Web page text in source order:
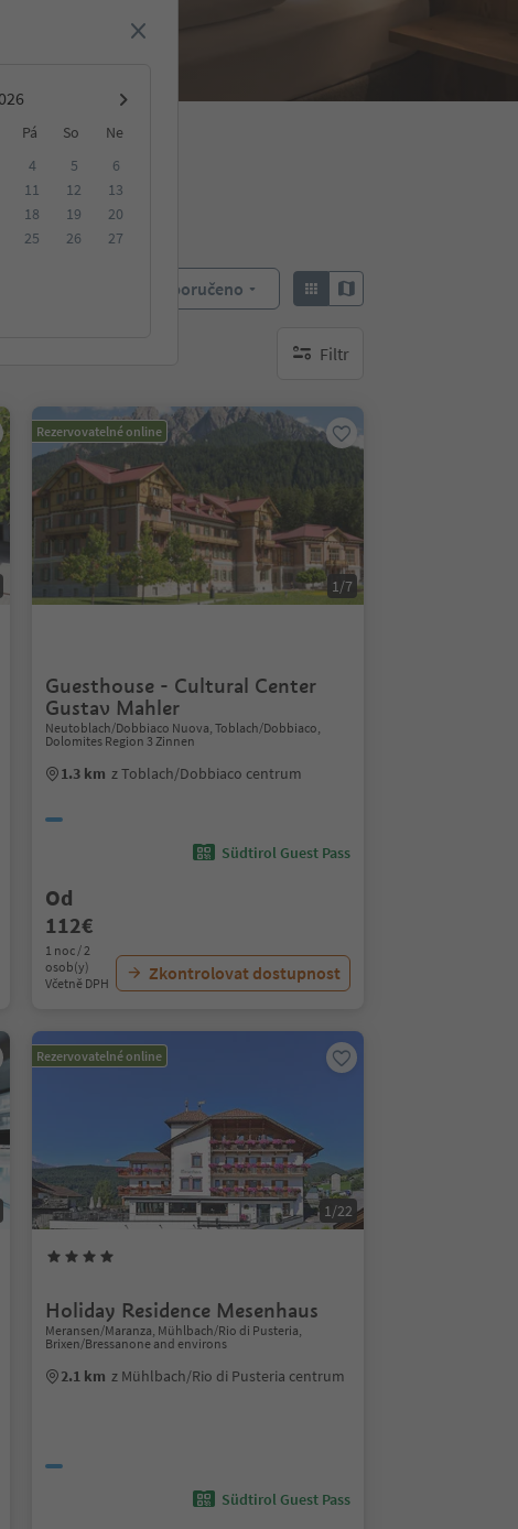
Pá So
Ne
4 5
6
11 12
13
18 19
20
25 26
27
Doporučeno
Filtr
brak aktywnych filtrów
Rezervovatelné online
1/7
Guesthouse - Cultural Center
Gustav Mahler
Neutoblach/Dobbiaco Nuova, Toblach/Dobbiaco,
Dolomites Region 3 Zinnen
1.3 km z Toblach/Dobbiaco centrum
Südtirol Guest Pass
Od
112€
1 noc / 2
osob(y)
Včetně DPH
Zkontrolovat dostupnost
Rezervovatelné online
1/22
Holiday Residence Mesenhaus
Meransen/Maranza, Mühlbach/Rio di Pusteria,
Brixen/Bressanone and environs
2.1 km z Mühlbach/Rio di Pusteria centrum
Südtirol Guest Pass